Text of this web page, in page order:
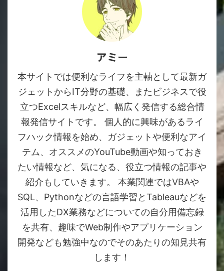
アミー
本サイトでは便利なライフを主軸として最新ガ
ジェットからIT分野の基礎、またビジネスで役
立つExcelスキルなど、幅広く発信する総合情
報発信サイトです。 個人的に興味があるライ
フハック情報を始め、ガジェットや便利なアイ
テム、オススメのYouTube動画や知っておき
たい情報など、気になる、役立つ情報の記事や
紹介もしていきます。 本業関連ではVBAや
SQL、Pythonなどの言語学習とTableauなどを
活用したDX業務などについての自分用備忘録
を共有、趣味でWeb制作やアプリケーション
開発なども勉強中なのでそのあたりの知見共有
します！